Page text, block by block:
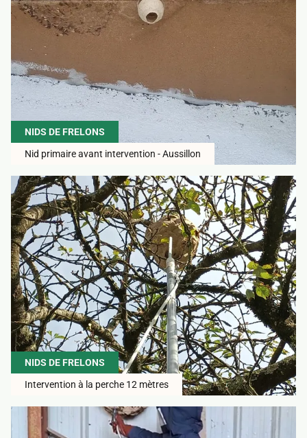
NIDS DE FRELONS
Nid primaire avant intervention - Aussillon
NIDS DE FRELONS
Intervention à la perche 12 mètres